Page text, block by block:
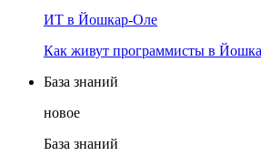
ИТ в Йошкар-Оле
Как живут программисты в
База знаний
новое
База знаний